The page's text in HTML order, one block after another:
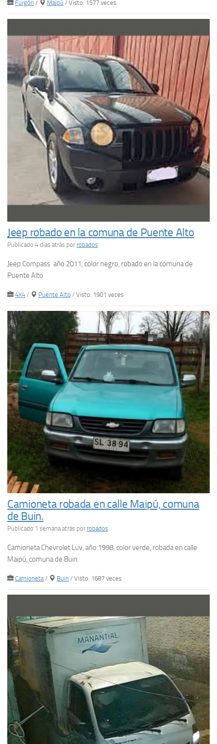
Furgón / Maipú / Visto: 1577 veces
Jeep robado en la comuna de Puente Alto
Publicado 4 días atrás por robados
Jeep Compass año 2011, color negro, robado en la comuna de
Puente Alto
4X4 / Puente Alto / Visto: 1901 veces
Camioneta robada en calle Maipú, comuna
de Buin.
Publicado 1 semana atrás por robados
Camioneta Chevrolet Luv, año 1998, color verde, robada en calle
Maipú, comuna de Buin.
Camioneta/ Buin / Visto: 1687 veces